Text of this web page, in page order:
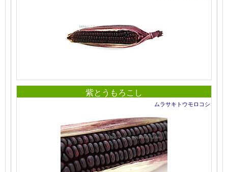
紫とうもろこし
ムラサキトウモロコシ